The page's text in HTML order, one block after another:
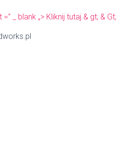
=” _ blank „> Kliknij tutaj & gt; & Gt;